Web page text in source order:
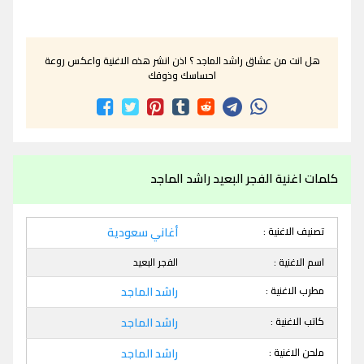
هل انت من عشاق راشد الماجد ؟ اذن انشر هذه الاغنية واعكس روعة
احساسك وذوقك
كلمات اغنية الفجر البعيد راشد الماجد
تصنيف الاغنية : أغاني سعودية
اسم الاغنية :
الفجر البعيد
مطرب الاغنية :
راشد الماجد
كاتب الاغنية : راشد الماجد
ملحن الاغنية : راشد الماجد